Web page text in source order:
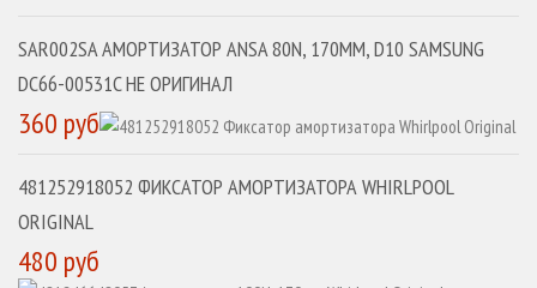
SAR002SA АМОРТИЗАТОР ANSA 80N, 170MM, D10 SAMSUNG
DC66-00531C НЕ ОРИГИНАЛ
360 руб
481252918052 ФИКСАТОР АМОРТИЗАТОРА WHIRLPOOL
ORIGINAL
480 руб